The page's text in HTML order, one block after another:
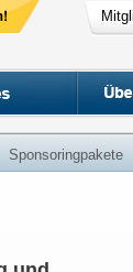
Sponsoringpakete